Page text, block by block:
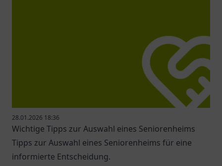
28.01.2026 18:36
Wichtige Tipps zur Auswahl eines Seniorenheims
Tipps zur Auswahl eines Seniorenheims für eine
informierte Entscheidung.